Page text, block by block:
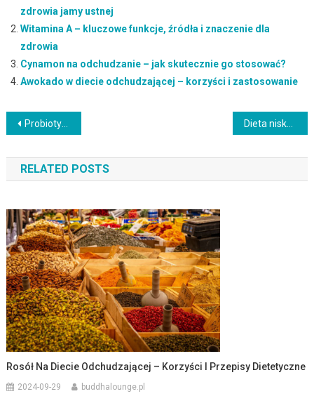
zdrowia jamy ustnej
Witamina A – kluczowe funkcje, źródła i znaczenie dla
zdrowia
Cynamon na odchudzanie – jak skutecznie go stosować?
Awokado w diecie odchudzającej – korzyści i zastosowanie
Nawigacja
wpisu
Probiotyki – jak działają i jakie mają właściwości zdrowotne? Dieta niskocholesterolowa – zasady, menu i zdrowe przepisy
RELATED POSTS
Rosół Na Diecie Odchudzającej – Korzyści I Przepisy Dietetyczne
2024-09-29 buddhalounge.pl